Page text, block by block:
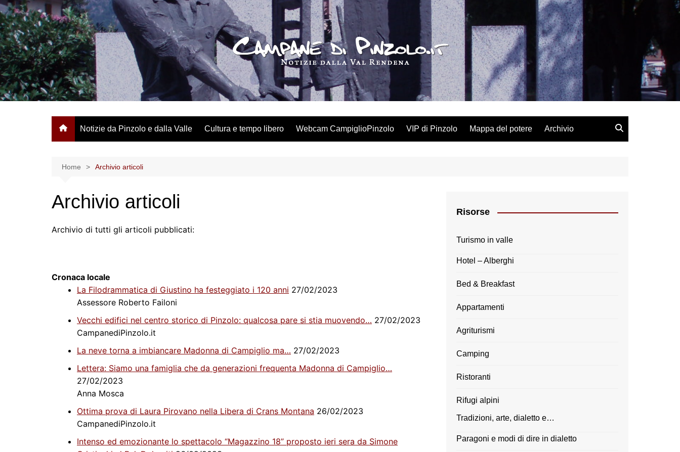
Salta
al
contenuto
Notizie da Pinzolo e dalla Valle Cultura e tempo libero Webcam CampiglioPinzolo VIP di Pinzolo Mappa del potere Archivio
Home Archivio articoli
Archivio articoli
Archivio di tutti gli articoli pubblicati:
Cronaca locale
La Filodrammatica di Giustino ha festeggiato i 120 anni 27/02/2023
Assessore Roberto Failoni
Vecchi edifici nel centro storico di Pinzolo: qualcosa pare si stia muovendo… 27/02/2023
CampanediPinzolo.it
La neve torna a imbiancare Madonna di Campiglio ma… 27/02/2023
Lettera: Siamo una famiglia che da generazioni frequenta Madonna di Campiglio…
27/02/2023
Anna Mosca
Ottima prova di Laura Pirovano nella Libera di Crans Montana 26/02/2023
CampanediPinzolo.it
Intenso ed emozionante lo spettacolo “Magazzino 18” proposto ieri sera da Simone
Risorse
Turismo in valle
Hotel – Alberghi
Bed & Breakfast
Appartamenti
Agriturismi
Camping
Ristoranti
Rifugi alpini
Tradizioni, arte, dialetto e…
Paragoni e modi di dire in dialetto